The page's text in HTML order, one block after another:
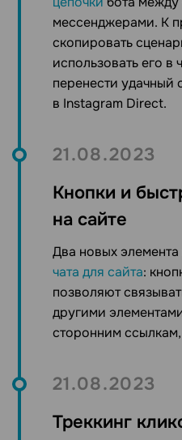
мессенджерами. К
скопировать
использовать его в
перенести удачный
в Instagram Direct.
21.08.2023
Кнопки и
на сайте
Два новых элемента
чата для сайта:
позволяют
другими
сторонним
21.08.2023
Треккинг